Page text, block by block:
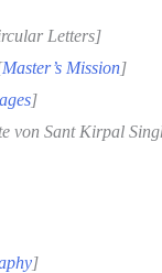
Letters]
Master’s Mission]
]
von Sant Kirpal
]